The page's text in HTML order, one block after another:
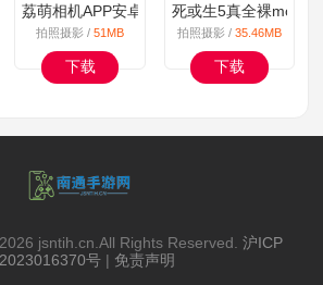
版手游下载
荔萌相机APP安卓版
拍照摄影 /51MB
下载
死或生5真全裸mod
拍照摄影 /35.46MB
下载
2026 jsntih.cn.All Rights Reserved. 沪ICP
号 | 免责声明